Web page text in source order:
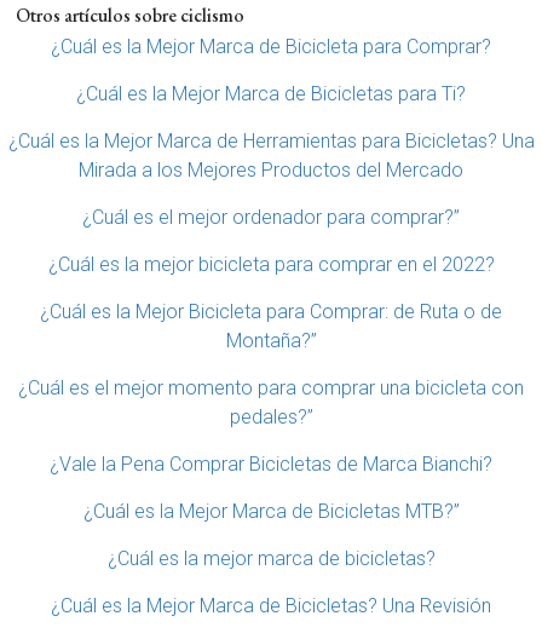
Otros artículos sobre ciclismo
¿Cuál es la Mejor Marca de Bicicleta para Comprar?
¿Cuál es la Mejor Marca de Bicicletas para Ti?
¿Cuál es la Mejor Marca de Herramientas para Bicicletas? Una
Mirada a los Mejores Productos del Mercado
¿Cuál es el mejor ordenador para comprar?”
¿Cuál es la mejor bicicleta para comprar en el 2022?
¿Cuál es la Mejor Bicicleta para Comprar: de Ruta o de
Montaña?”
¿Cuál es el mejor momento para comprar una bicicleta con
pedales?”
¿Vale la Pena Comprar Bicicletas de Marca Bianchi?
¿Cuál es la Mejor Marca de Bicicletas MTB?”
¿Cuál es la mejor marca de bicicletas?
¿Cuál es la Mejor Marca de Bicicletas? Una Revisión